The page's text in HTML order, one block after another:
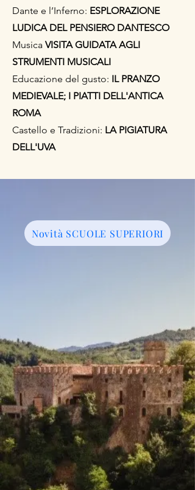
Dante e l’Inferno: ESPLORAZIONE
LUDICA DEL PENSIERO DANTESCO
Musica VISITA GUIDATA AGLI
STRUMENTI MUSICALI
Educazione del gusto: IL PRANZO
MEDIEVALE; I PIATTI DELL'ANTICA
ROMA
Castello e Tradizioni: LA PIGIATURA
DELL'UVA
Novità SCUOLE SUPERIORI